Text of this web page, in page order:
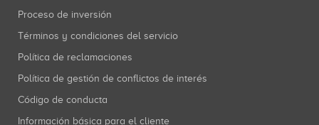
Proceso de inversión
Términos y condiciones del servicio
Política de reclamaciones
Política de gestión de conflictos de interés
Código de conducta
Información básica para el cliente